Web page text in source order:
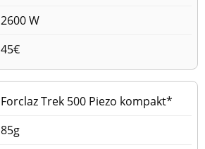
2600 W
45€
Forclaz Trek 500 Piezo kompakt*
85g